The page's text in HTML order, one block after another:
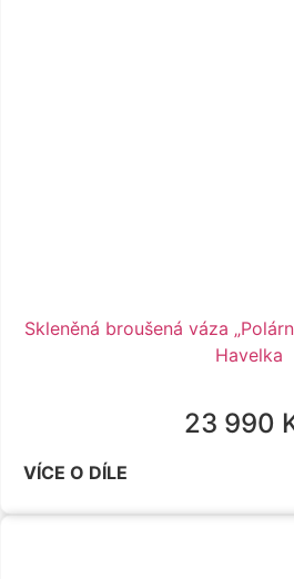
Skleněná broušená váza
Havelka
23 990
VÍCE O DÍLE